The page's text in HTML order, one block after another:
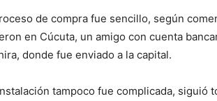
de compra fue sencillo, según
en Cúcuta, un amigo con cuenta
donde fue enviado a la capital.
tampoco fue complicada, siguió